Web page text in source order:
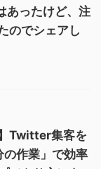
あったけど、注
のでシェアし
Twitter集客を
の作業」で効率